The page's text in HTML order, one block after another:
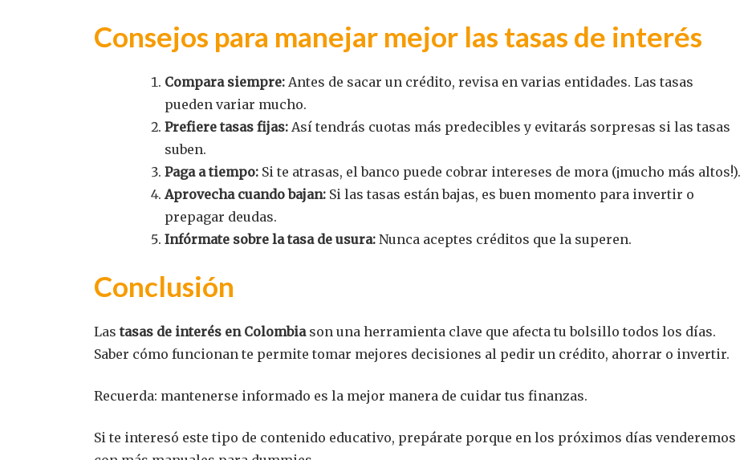
Consejos para manejar mejor las tasas de interés
Compara siempre: Antes de sacar un crédito, revisa en varias entidades. Las tasas
pueden variar mucho.
Prefiere tasas fijas: Así tendrás cuotas más predecibles y evitarás sorpresas si las tasas
suben.
Paga a tiempo: Si te atrasas, el banco puede cobrar intereses de mora (¡mucho más altos!).
Aprovecha cuando bajan: Si las tasas están bajas, es buen momento para invertir o
prepagar deudas.
Infórmate sobre la tasa de usura: Nunca aceptes créditos que la superen.
Conclusión
Lastasas de interés en Colombiason una herramienta clave que afecta tu bolsillo todos los días.
Saber cómo funcionan te permite tomar mejores decisiones al pedir un crédito, ahorrar o invertir.
Recuerda: mantenerse informado es la mejor manera de cuidar tus finanzas.
Si te interesó este tipo de contenido educativo, prepárate porque en los próximos días venderemos